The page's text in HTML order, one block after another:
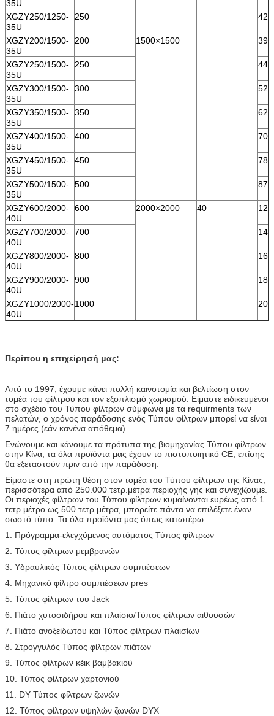
35U
XGZY250/1250-
35U
250
XGZY200/1500-
35U
200 1500×1500
XGZY250/1500-
35U
250
XGZY300/1500-
35U
300
XGZY350/1500-
35U
350
XGZY400/1500-
35U
400
XGZY450/1500-
35U
450
XGZY500/1500-
35U
500
XGZY600/2000-
40U
600 2000×2000 40
XGZY700/2000-
40U
700
XGZY800/2000-
40U
800
XGZY900/2000-
40U
900
XGZY1000/2000-
40U
1000
Περίπου η επιχείρησή μας:
Από το 1997, έχουμε κάνει πολλή καινοτομία και βελτίωση στον
τομέα του φίλτρου και τον εξοπλισμό χωρισμού. Είμαστε ειδικευμένοι
στο σχέδιο του Τύπου φίλτρων σύμφωνα με τα requirments των
πελατών, ο χρόνος παράδοσης ενός Τύπου φίλτρων μπορεί να είναι
7 ημέρες (εάν κανένα απόθεμα).
Ενώνουμε και κάνουμε τα πρότυπα της βιομηχανίας Τύπου φίλτρων
στην Κίνα, τα όλα προϊόντα μας έχουν το πιστοποιητικό CE, επίσης
θα εξεταστούν πριν από την παράδοση.
Είμαστε στη πρώτη θέση στον τομέα του Τύπου φίλτρων της Κίνας,
περισσότερα από 250.000 τετρ.μέτρα περιοχής γης και συνεχίζουμε.
Οι περιοχές φίλτρων του Τύπου φίλτρων κυμαίνονται ευρέως από 1
τετρ.μέτρο ως 500 τετρ.μέτρα, μπορείτε πάντα να επιλέξετε έναν
σωστό τύπο. Τα όλα προϊόντα μας όπως κατωτέρω:
1. Πρόγραμμα-ελεγχόμενος αυτόματος Τύπος φίλτρων
2. Τύπος φίλτρων μεμβρανών
3. Υδραυλικός Τύπος φίλτρων συμπιέσεων
4. Μηχανικό φίλτρο συμπιέσεων pres
5. Τύπος φίλτρων του Jack
6. Πιάτο χυτοσιδήρου και πλαίσιο/Τύπος φίλτρων αιθουσών
7. Πιάτο ανοξείδωτου και Τύπος φίλτρων πλαισίων
8. Στρογγυλός Τύπος φίλτρων πιάτων
9. Τύπος φίλτρων κέικ βαμβακιού
10. Τύπος φίλτρων χαρτονιού
11. DY Τύπος φίλτρων ζωνών
12. Τύπος φίλτρων υψηλών ζωνών DYX